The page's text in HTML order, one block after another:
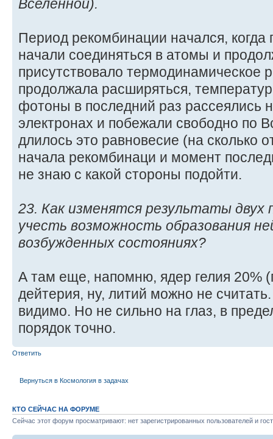
Вселенной).
Период рекомбинации начался,
начали соединяться в атомы и
присутствовало термодинамическое
продолжала расширяться,
фотоны в последний раз рассеялись
электронах и побежали свободно по
длилось это равновесие (на сколько
начала рекомбинаци и момент
не знаю с какой стороны подойти.
23. Как изменятся результаты двух
учесть возможность образования
возбужденных состояниях?
А там еще, напомню, ядер гелия 20%
дейтерия, ну, литий можно не
видимо. Но не сильно на глаз, в
порядок точно.
Ответить
Вернуться в Космология в задачах
КТО СЕЙЧАС НА ФОРУМЕ
Сейчас этот форум просматривают: нет зарегистрированных пользователей и